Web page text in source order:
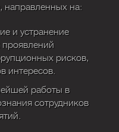
направленных на:
и устранение
рисков,
интересов.
работы в
сотрудников